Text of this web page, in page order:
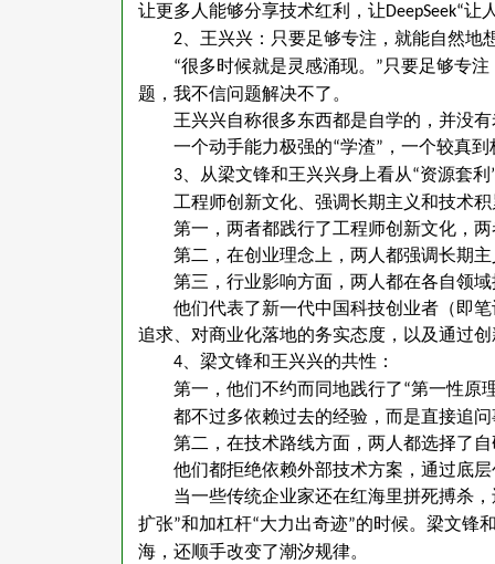
让更多人能够分享技术红利，让DeepSeek“让
2 、王兴兴：只要足够专注，就能自然地
“很多时候就是灵感涌现。 ”只要足够专
题，我不信问题解决不了。
王兴兴自称很多东西都是自学的，并没
一个动手能力极强的“学渣” ，一个较真
3 、从梁文锋和王兴兴身上看从“资源套利
工程师创新文化、强调长期主义和技术
第一，两者都践行了工程师创新文化，
第二，在创业理念上，两人都强调长期
第三，行业影响方面，两人都在各自领
他们代表了新一代中国科技创业者（即
追求、对商业化落地的务实态度，以及通过
4 、梁文锋和王兴兴的共性：
第一，他们不约而同地践行了“第一性原
都不过多依赖过去的经验，而是直接追
第二，在技术路线方面，两人都选择了
他们都拒绝依赖外部技术方案，通过底
当一些传统企业家还在红海里拼死搏杀
扩张”和加杠杆“大力出奇迹”的时候。梁文锋
海，还顺手改变了潮汐规律。